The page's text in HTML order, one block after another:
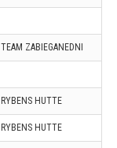
TEAM ZABIEGANEDNI
RYBENS HUTTE
RYBENS HUTTE